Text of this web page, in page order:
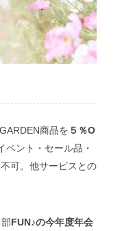
商品を ５％O
ベント・セール品・
可。他サービスとの
FUN♪の今年度年会